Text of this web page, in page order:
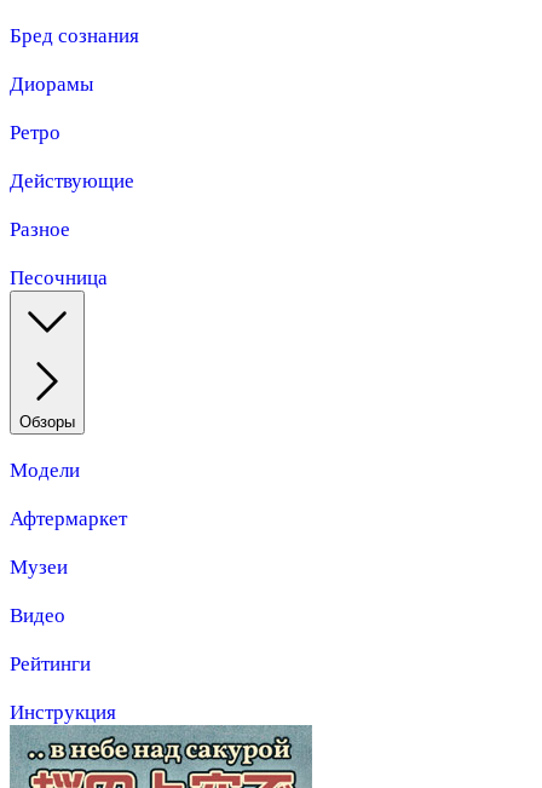
Бред сознания
Диорамы
Ретро
Действующие
Разное
Песочница
Обзоры
Модели
Афтермаркет
Музеи
Видео
Рейтинги
Инструкция